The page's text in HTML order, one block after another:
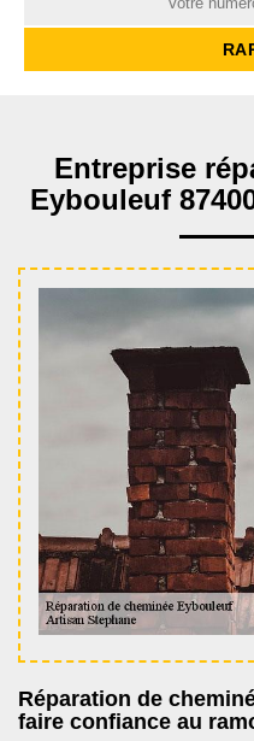
Entreprise
Eybouleuf
Réparation de
faire confiance au